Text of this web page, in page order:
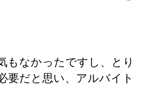
もなかったですし、とり
要だと思い、アルバイト